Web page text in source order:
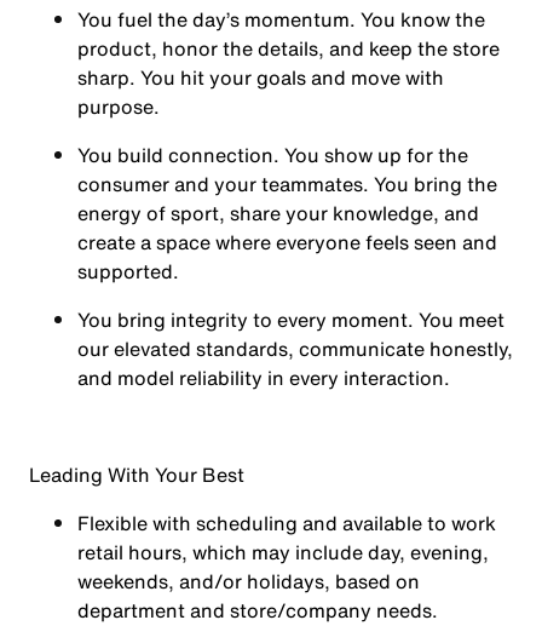
You fuel the day’s momentum. You know the
product, honor the details, and keep the store
sharp. You hit your goals and move with
purpose.
You build connection. You show up for the
consumer and your teammates. You bring the
energy of sport, share your knowledge, and
create a space where everyone feels seen and
supported.
You bring integrity to every moment. You meet
our elevated standards, communicate honestly,
and model reliability in every interaction.
Leading With Your Best
Flexible with scheduling and available to work
retail hours, which may include day, evening,
weekends, and/or holidays, based on
department and store/company needs.